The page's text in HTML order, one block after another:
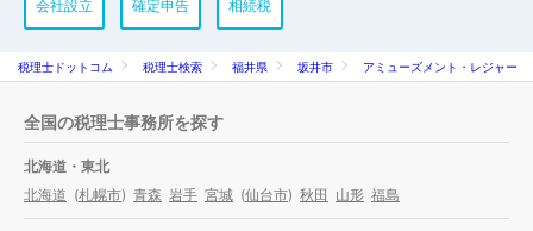
会社設立 確定申告 相続税
税理士ドットコム 税理士検索 福井県 坂井市 アミューズメント・レジャー
全国の税理士事務所を探す
北海道・東北
北海道 (札幌市) 青森 岩手 宮城 (仙台市) 秋田 山形 福島